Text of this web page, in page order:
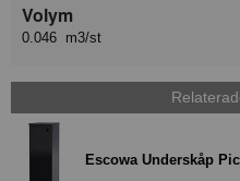
Volym
0.046 m3/st
Escowa Underskåp